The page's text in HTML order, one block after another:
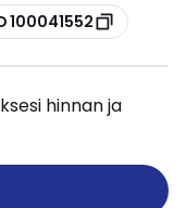
100041552
hinnan ja